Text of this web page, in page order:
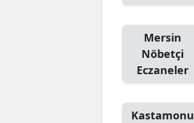
Mersin
Nöbetçi
Eczaneler
Kastamonu